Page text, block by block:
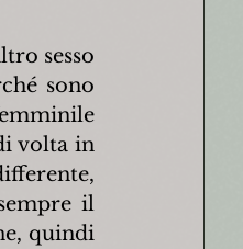
sesso
sono
volta in
il
quindi